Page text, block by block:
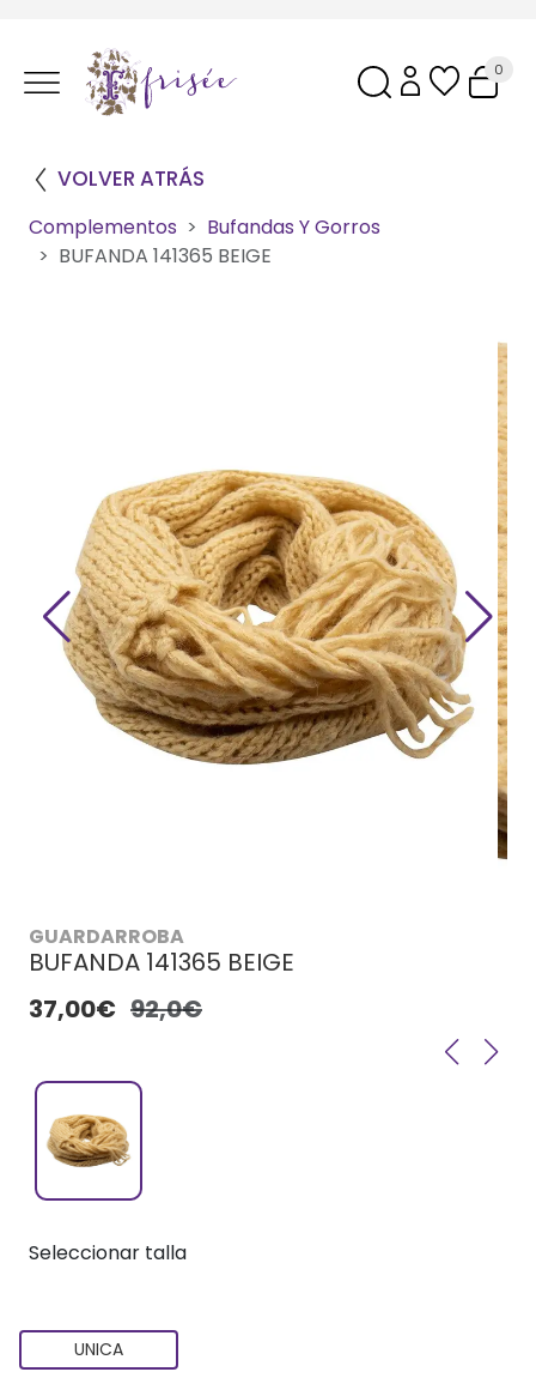
0
VOLVER ATRÁS
Complementos
Bufandas Y Gorros
BUFANDA 141365 BEIGE
GUARDARROBA
BUFANDA 141365 BEIGE
37,00€ 92,0€
Seleccionar talla
UNICA